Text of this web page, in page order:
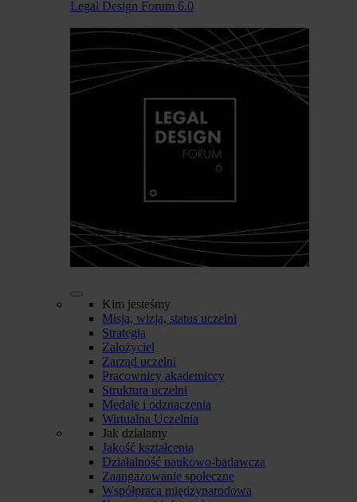
Legal Design Forum 6.0
Kim jesteśmy
Misja, wizja, status uczelni
Strategia
Założyciel
Zarząd uczelni
Pracownicy akademiccy
Struktura uczelni
Medale i odznaczenia
Wirtualna Uczelnia
Jak działamy
Jakość kształcenia
Działalność naukowo-badawcza
Zaangażowanie społeczne
Współpraca międzynarodowa